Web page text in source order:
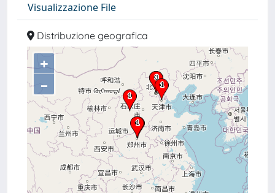
Visualizzazione File
Distribuzione geografica
+
–